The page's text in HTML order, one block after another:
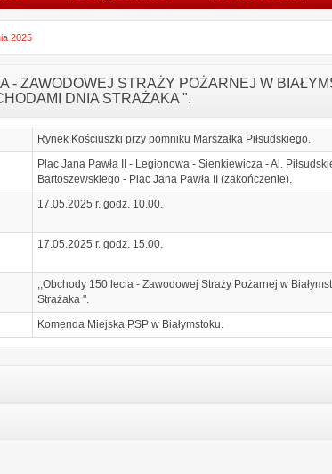
2025
- ZAWODOWEJ STRAŻY POŻARNEJ W
DNIA STRAŻAKA ".
Rynek Kościuszki przy pomniku Marszałka Piłsudskiego.
Plac Jana Pawła II - Legionowa - Sienkiewicza - Al.
Bartoszewskiego - Plac Jana Pawła II (zakończenie).
17.05.2025 r. godz. 10.00.
17.05.2025 r. godz. 15.00.
,,Obchody 150 lecia - Zawodowej Straży Pożarnej w
Strażaka ".
Komenda Miejska PSP w Białymstoku.